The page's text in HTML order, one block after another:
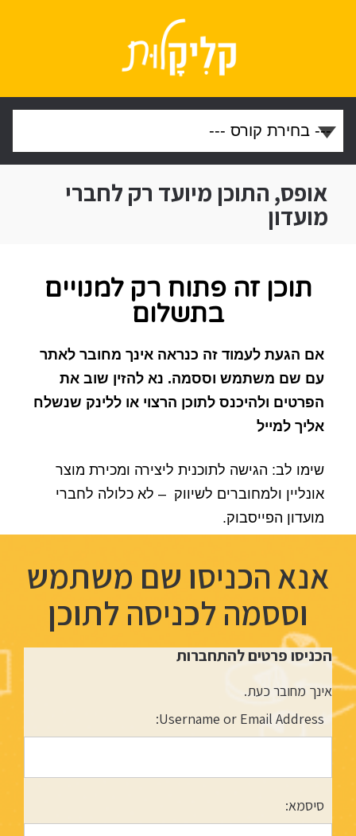
אופס, התוכן מיועד רק לחברי
מועדון
תוכן זה פתוח רק למנויים
בתשלום
אם הגעת לעמוד זה כנראה אינך מחובר לאתר
עם שם משתמש וססמה. נא להזין שוב את
הפרטים ולהיכנס לתוכן הרצוי או ללינק שנשלח
אליך למייל
שימו לב: הגישה לתוכנית ליצירה ומכירת מוצר
אונליין ולמחוברים לשיווק – לא כלולה לחברי
מועדון הפייסבוק.
אנא הכניסו שם משתמש
וססמה לכניסה לתוכן
הכניסו פרטים להתחברות
אינך מחובר כעת.
Username or Email Address:
סיסמא: